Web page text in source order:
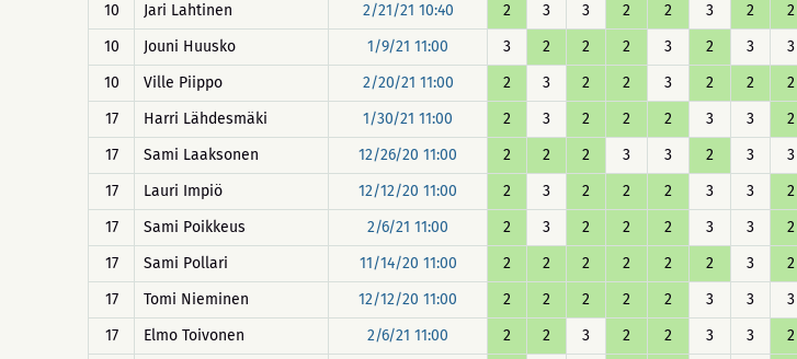
10
Jari Lahtinen 2/21/21 10:40 2 3 3 2 2 3 2 2
10
Jouni Huusko 1/9/21 11:00 3 2 2 2 3 2 3 3
10
Ville Piippo 2/20/21 11:00 2 3 2 2 3 2 2 2
17
Harri Lähdesmäki 1/30/21 11:00 2 3 2 2 2 3 3 2
17
Sami Laaksonen 12/26/20 11:00 2 2 2 3 3 2 3 3
17
Lauri Impiö 12/12/20 11:00 2 3 2 2 2 3 3 2
17
Sami Poikkeus 2/6/21 11:00 2 3 2 2 2 3 3 2
17
Sami Pollari 11/14/20 11:00 2 2 2 2 2 2 3 2
17
Tomi Nieminen 12/12/20 11:00 2 2 2 2 2 3 3 3
17
Elmo Toivonen 2/6/21 11:00 2 2 3 2 2 3 3 2